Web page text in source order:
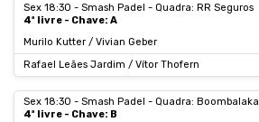
Sex 18:30 - Smash Padel - Quadra: RR Seguros
4ª livre - Chave: A
Murilo Kutter / Vivian Geber
Rafael Leães Jardim / Vítor Thofern
Sex 18:30 - Smash Padel - Quadra: Boombalaka
4ª livre - Chave: B